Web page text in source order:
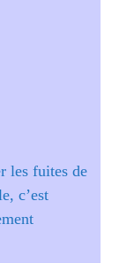
les fuites de
c’est